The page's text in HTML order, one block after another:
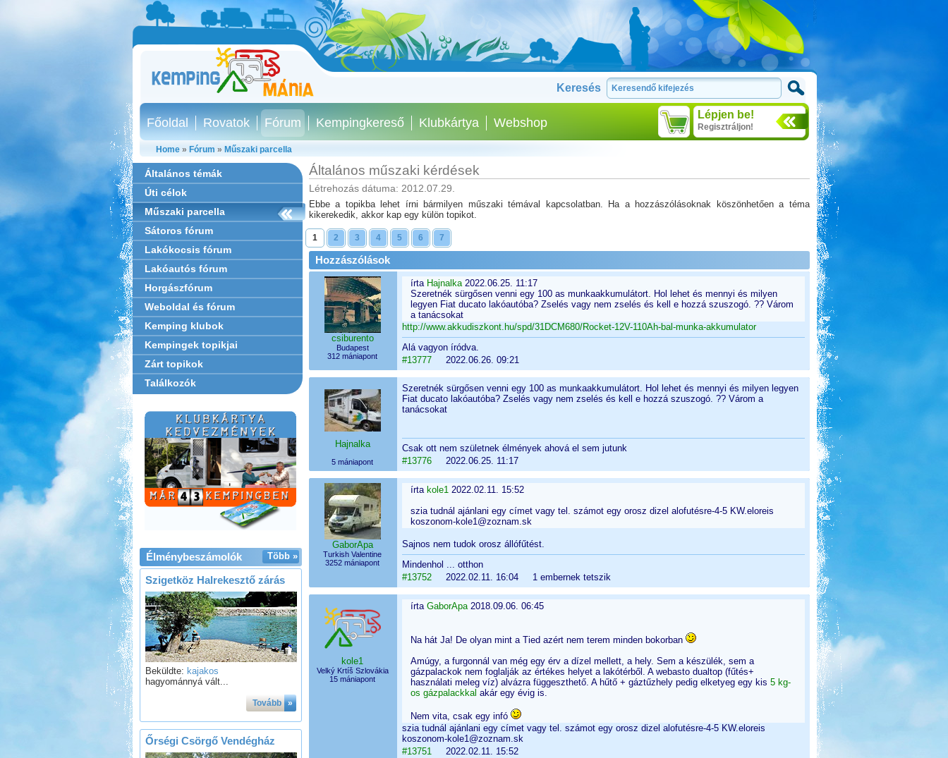
Keresés
Lépjen be!
Regisztráljon!
Főoldal Rovatok Fórum Kempingkereső Klubkártya Webshop
Home» Fórum » Műszaki parcella
Általános témák
Úti célok
Műszaki parcella
Sátoros fórum
Lakókocsis fórum
Lakóautós fórum
Horgászfórum
Weboldal és fórum
Kemping klubok
Kempingek topikjai
Zárt topikok
Találkozók
Több »
Élménybeszámolók
Szigetköz Halrekesztő zárás
Beküldte: kajakos
hagyománnyá vált...
Tovább »
Őrségi Csörgő Vendégház
Általános műszaki kérdések
Létrehozás dátuma: 2012.07.29.
Ebbe a topikba lehet írni bármilyen műszaki témával kapcsolatban. Ha a hozzászólásoknak köszönhetően a téma
kikerekedik, akkor kap egy külön topikot.
1 2 3 4 5 6 7
Hozzászólások
csiburento
Budapest
312 mániapont
írta Hajnalka2022.06.25. 11:17
Szeretnék sürgősen venni egy 100 as munkaakkumulátort. Hol lehet és mennyi és milyen
legyen Fiat ducato lakóautóba? Zselés vagy nem zselés és kell e hozzá szuszogó. ?? Várom
a tanácsokat
http://www.akkudiszkont.hu/spd/31DCM680/Rocket-12V-110Ah-bal-munka-akkumulator
Alá vagyon íródva.
#137772022.06.26. 09:21
Hajnalka
5 mániapont
Szeretnék sürgősen venni egy 100 as munkaakkumulátort. Hol lehet és mennyi és milyen legyen
Fiat ducato lakóautóba? Zselés vagy nem zselés és kell e hozzá szuszogó. ?? Várom a
tanácsokat
Csak ott nem születnek élmények ahová el sem jutunk
#137762022.06.25. 11:17
GaborApa
Turkish Valentine
3252 mániapont
írta kole12022.02.11. 15:52
szia tudnál ajánlani egy címet vagy tel. számot egy orosz dizel alofutésre-4-5 KW.eloreis
koszonom-kole1@zoznam.sk
Sajnos nem tudok orosz állófűtést.
Mindenhol ... otthon
#137522022.02.11. 16:04 1 embernek tetszik
kole1
Velký Krtíš Szlovákia
15 mániapont
írta GaborApa2018.09.06. 06:45
Na hát Ja! De olyan mint a Tied azért nem terem minden bokorban
Amúgy, a furgonnál van még egy érv a dízel mellett, a hely. Sem a készülék, sem a
gázpalackok nem foglalják az értékes helyet a lakótérből. A webasto dualtop (fűtés+
használati meleg víz) alvázra függeszthető. A hűtő + gáztűzhely pedig elketyeg egy kis 5 kg-
os gázpalackkal akár egy évig is.
Nem vita, csak egy infó
szia tudnál ajánlani egy címet vagy tel. számot egy orosz dizel alofutésre-4-5 KW.eloreis
koszonom-kole1@zoznam.sk
#137512022.02.11. 15:52